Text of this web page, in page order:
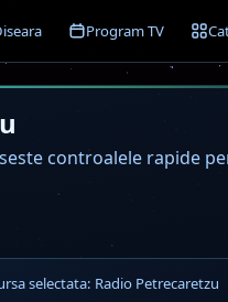
Program TV
controalele rapide
selectata: Radio Petrecaretzu